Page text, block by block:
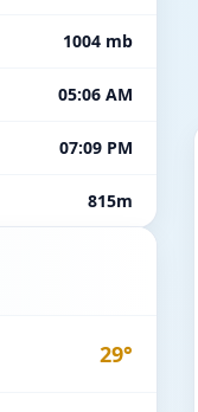
1004 mb
05:06 AM
07:09 PM
815m
29°